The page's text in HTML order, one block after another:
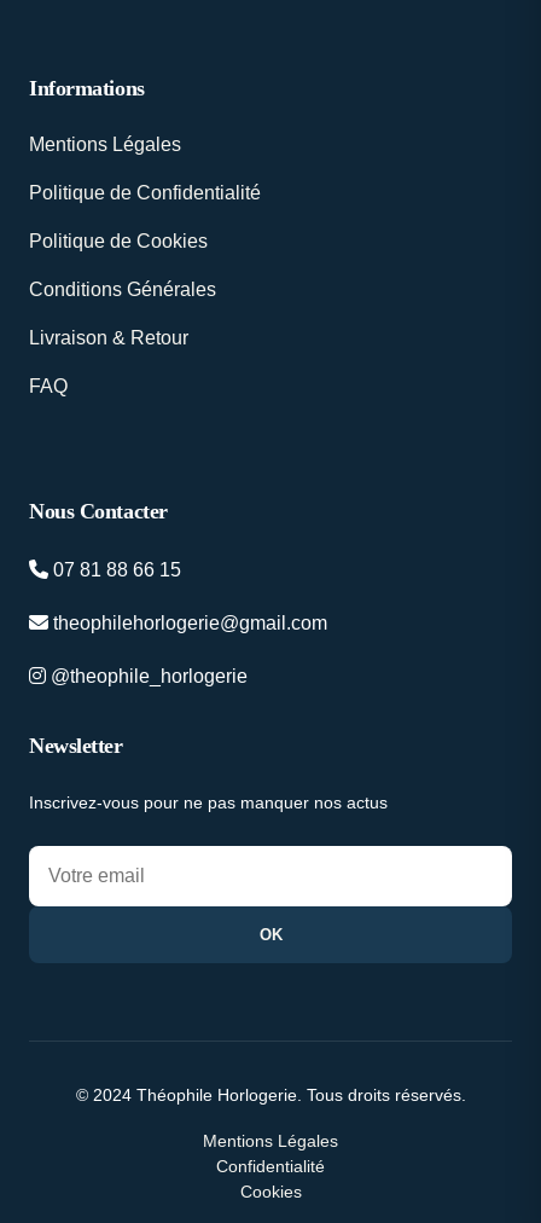
Informations
Mentions Légales
Politique de Confidentialité
Politique de Cookies
Conditions Générales
Livraison & Retour
FAQ
Nous Contacter
07 81 88 66 15
theophilehorlogerie@gmail.com
@theophile_horlogerie
Newsletter
Inscrivez-vous pour ne pas manquer nos actus
OK
© 2024 Théophile Horlogerie. Tous droits réservés.
Mentions Légales
Confidentialité
Cookies